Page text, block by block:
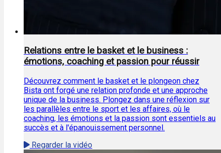
Relations entre le basket et le business :
émotions, coaching et passion pour réussir
Découvrez comment le basket et le plongeon chez
Bista ont forgé une relation profonde et une approche
unique de la business. Plongez dans une réflexion sur
les parallèles entre le sport et les affaires, où le
coaching, les émotions et la passion sont essentiels au
succès et à l'épanouissement personnel.
Regarder la vidéo